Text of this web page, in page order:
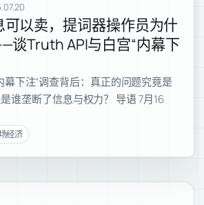
可以卖，提词器操作员为什
谈Truth API与白宫“内幕下
幕下注”调查背后：真正的问题究竟是
谁垄断了信息与权力？ 导语 7月16
经济